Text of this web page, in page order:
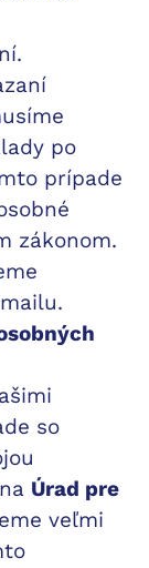
po
prípade
zákonom.
so
Úrad pre
veľmi